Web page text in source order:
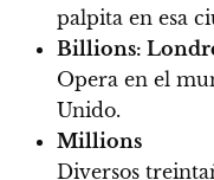
palpita en esa
Billions:
Opera en el
Unido.
Millions
Diversos